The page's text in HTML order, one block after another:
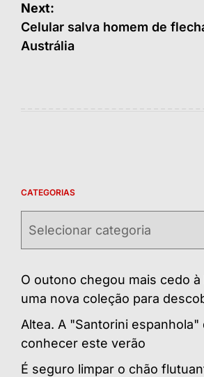
Post
Next:
Celular salva homem de
Austrália
CATEGORIAS
O outono chegou mais cedo à
uma nova coleção para
Altea. A "Santorini espanhola"
conhecer este verão
É seguro limpar o chão